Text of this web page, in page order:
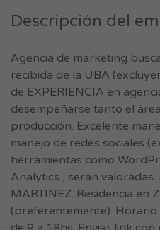
Descripción del
Agencia de marketing
recibida de la UBA
de EXPERIENCIA en
desempeñarse tanto el
producción. Excelente
manejo de redes sociales
herramientas como
Analytics , serán
MARTINEZ. Residencia en
(preferentemente).